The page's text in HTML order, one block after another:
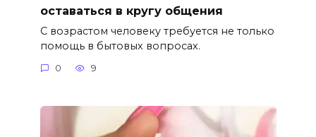
оставаться в кругу общения
С возрастом человеку требуется не только
помощь в бытовых вопросах.
0 9